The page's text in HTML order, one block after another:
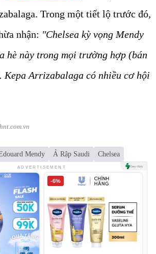
Trong một tiết lộ trước đó,
nhận: "Chelsea kỳ vọng Mendy
hè này trong mọi trường hợp (bán
Kepa Arrizabalaga có nhiều cơ hội
Mendy Ả Rập Saudi Chelsea
ADVERTISEMENT
-6%